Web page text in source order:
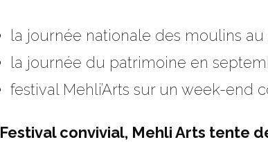
la journée nationale des moulins
la journée du patrimoine en
festival Mehli’Arts sur un week-end
Festival convivial, Mehli Arts tente